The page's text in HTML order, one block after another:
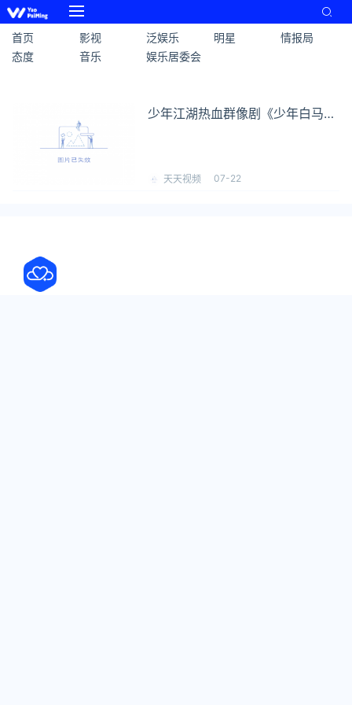
首页 影视 泛娱乐 明星
情报局
态度
音乐 娱乐居委会
少年江湖热血群像剧《少年白马醉
天天视频 07-22